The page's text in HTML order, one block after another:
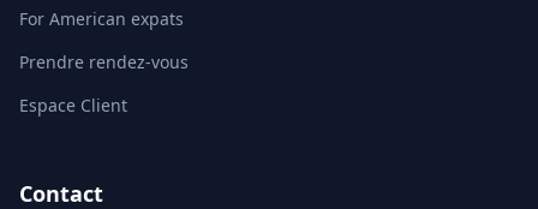
For American expats
Prendre rendez-vous
Espace Client
Contact